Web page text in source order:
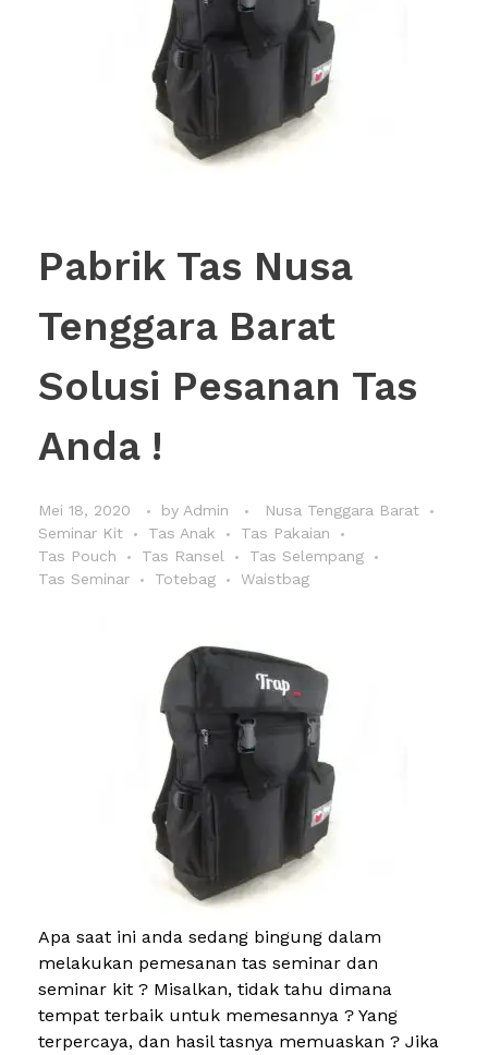
Pabrik Tas Nusa
Tenggara Barat
Solusi Pesanan Tas
Anda !
Mei 18, 2020 by Admin
Nusa Tenggara Barat
Seminar Kit
Tas Anak
Tas Pakaian
Tas Pouch
Tas Ransel
Tas Selempang
Tas Seminar
Totebag Waistbag
Apa saat ini anda sedang bingung dalam
melakukan pemesanan tas seminar dan
seminar kit ? Misalkan, tidak tahu dimana
tempat terbaik untuk memesannya ? Yang
terpercaya, dan hasil tasnya memuaskan ? Jika